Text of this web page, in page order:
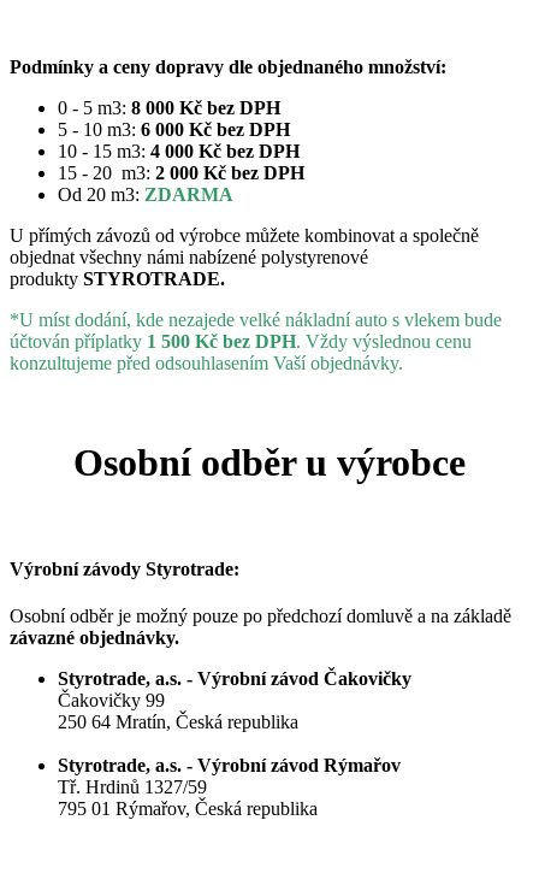
Podmínky a ceny dopravy dle objednaného množství:
0 - 5 m3: 8 000 Kč bez DPH
5 - 10 m3: 6 000 Kč bez DPH
10 - 15 m3: 4 000 Kč bez DPH
15 - 20 m3: 2 000 Kč bez DPH
Od 20 m3: ZDARMA
U přímých závozů od výrobce můžete kombinovat a společně
objednat všechny námi nabízené polystyrenové
produkty STYROTRADE.
*U míst dodání, kde nezajede velké nákladní auto s vlekem bude
účtován příplatky 1 500 Kč bez DPH. Vždy výslednou cenu
konzultujeme před odsouhlasením Vaší objednávky.
Osobní odběr u výrobce
Výrobní závody Styrotrade:
Osobní odběr je možný pouze po předchozí domluvě a na základě
závazné objednávky.
Styrotrade, a.s. - Výrobní závod Čakovičky
Čakovičky 99
250 64 Mratín, Česká republika
Styrotrade, a.s. - Výrobní závod Rýmařov
Tř. Hrdinů 1327/59
795 01 Rýmařov, Česká republika